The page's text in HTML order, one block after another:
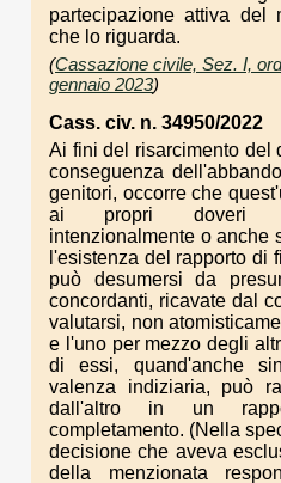
partecipazione attiva del
che lo riguarda.
(Cassazione civile, Sez. I,
gennaio 2023)
Cass. civ. n. 34950/2022
Ai fini del risarcimento del
conseguenza
genitori, occorre che
ai propri doveri
intenzionalmente o anche
l'esistenza del rapporto di
può desumersi da
concordanti, ricavate dal
valutarsi, non
e l'uno per mezzo degli
di essi, quand'anche
valenza indiziaria, può
dall'altro in un
completamento. (Nella
decisione che aveva
della menzionata